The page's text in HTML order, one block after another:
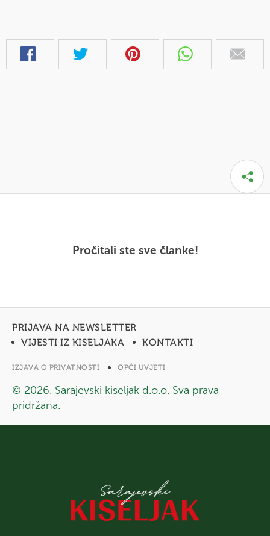
Pročitali ste sve članke!
PRIJAVA NA NEWSLETTER
VIJESTI IZ KISELJAKA
KONTAKTI
IZJAVA O PRIVATNOSTI OPĆI UVJETI
© 2026. Sarajevski kiseljak d.o.o. Sva prava
pridržana.